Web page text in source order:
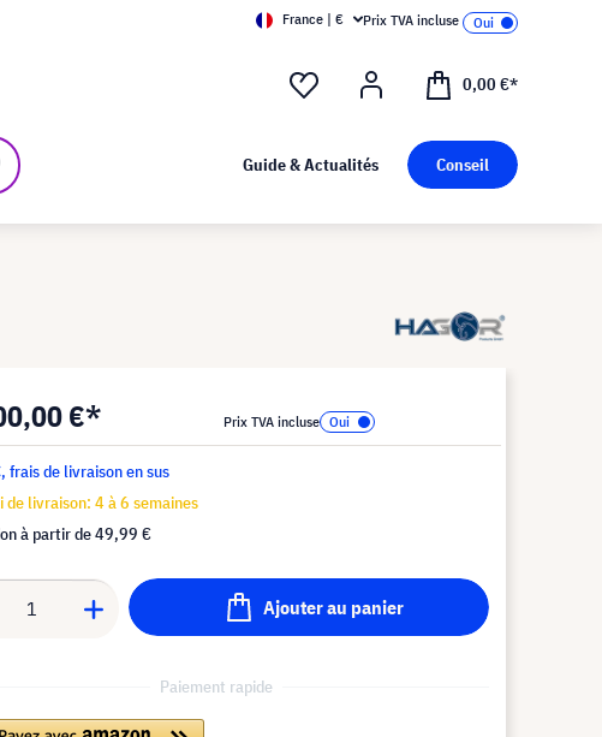
France | € Prix TVA incluse
0,00 €*
Guide & Actualités Conseil
€* Prix TVA incluse
frais de livraison en sus
de livraison: 4 à 6 semaines
à partir de49,99 €
Ajouter au panier
Paiement rapide